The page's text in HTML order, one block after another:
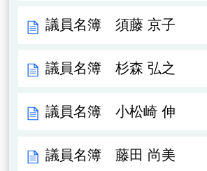
議員名簿 須藤 京子
議員名簿 杉森 弘之
議員名簿 小松崎 伸
議員名簿 藤田 尚美